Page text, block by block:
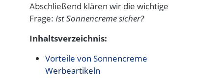
Abschließend klären wir die wichtige
Frage: Ist Sonnencreme sicher?
Inhaltsverzeichnis:
Vorteile von Sonnencreme
Werbeartikeln